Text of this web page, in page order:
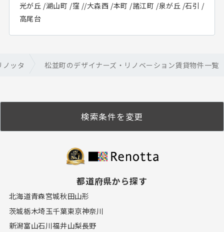
光が丘 /湖山町 /窪 //大森西 /本町 /諸江町 /泉が丘 /石引 /
高尾台
ッタ 松並町のデザイナーズ・リノベーション賃貸物件一覧
検索条件を変更
都道府県から探す
北海道青森宮城秋田山形
茨城栃木埼玉千葉東京神奈川
新潟富山石川福井山梨長野